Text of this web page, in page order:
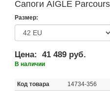
Сапоги AIGLE
Размер:
Цена: 41 489 руб.
В наличии
Код товара
14734-356